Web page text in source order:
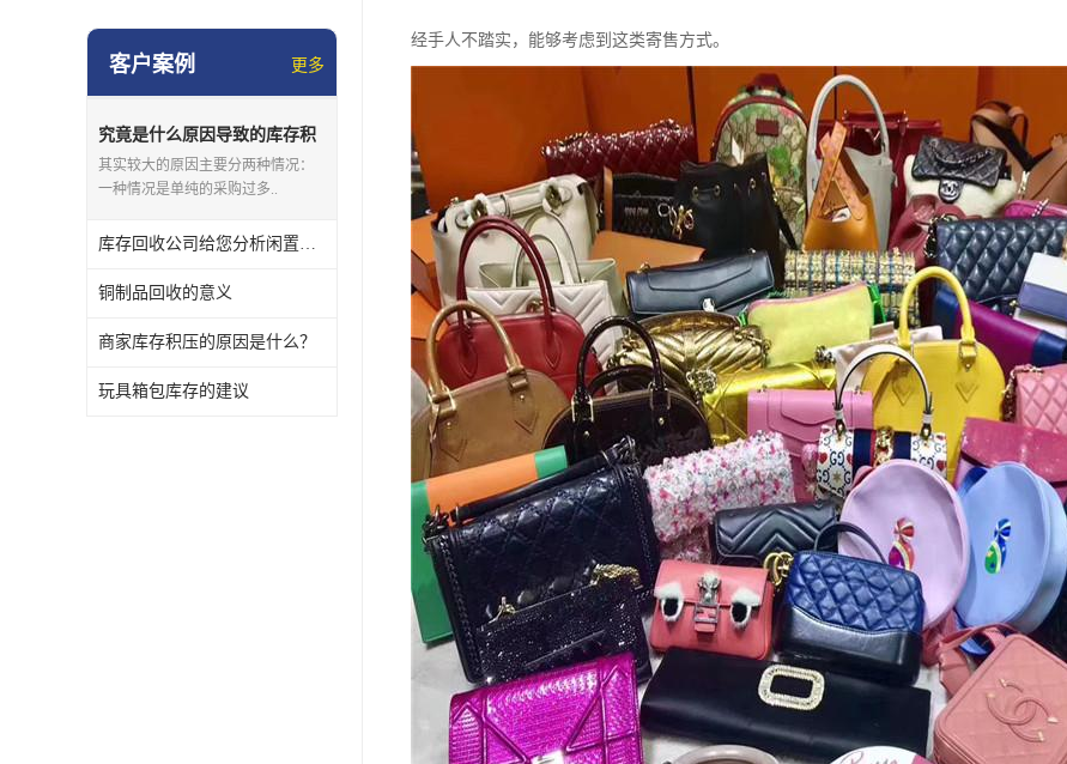
水杯保温杯库存回收
五金工具库存回收
库存厨具回收
文具用品回收
厨房用品库存回收
回收库存
库存回收
客户案例 更多
究竟是什么原因导致的库存积
压?
其实较大的原因主要分两种情况：
一种情况是单纯的采购过多..
库存回收公司给您分析闲置包包的处理方法
铜制品回收的意义
商家库存积压的原因是什么？
玩具箱包库存的建议
经手人不踏实，能够考虑到这类寄售方式。